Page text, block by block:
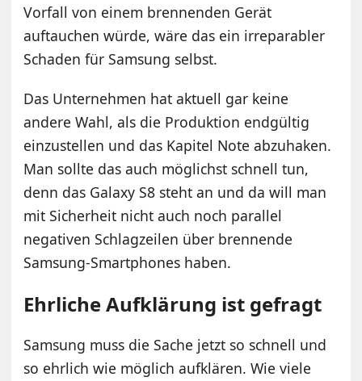
Vorfall von einem brennenden Gerät
auftauchen würde, wäre das ein irreparabler
Schaden für Samsung selbst.
Das Unternehmen hat aktuell gar keine
andere Wahl, als die Produktion endgültig
einzustellen und das Kapitel Note abzuhaken.
Man sollte das auch möglichst schnell tun,
denn das Galaxy S8 steht an und da will man
mit Sicherheit nicht auch noch parallel
negativen Schlagzeilen über brennende
Samsung-Smartphones haben.
Ehrliche Aufklärung ist gefragt
Samsung muss die Sache jetzt so schnell und
so ehrlich wie möglich aufklären. Wie viele